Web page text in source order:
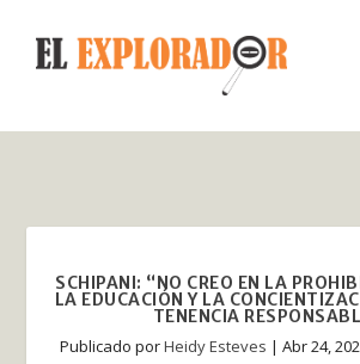
SCHIPANI: “NO CREO EN LA
LA EDUCACIÓN Y LA
TENENCIA
Publicado porHeidy Esteves | Abr 24,